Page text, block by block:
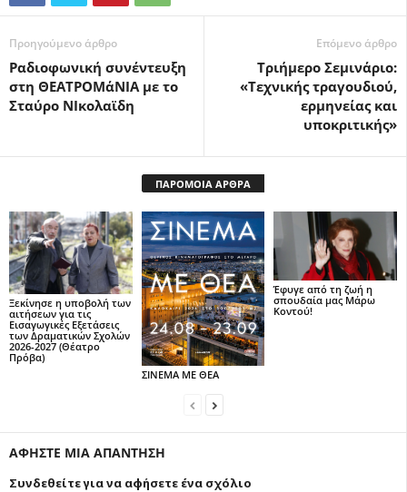
Προηγούμενο άρθρο
Ραδιοφωνική συνέντευξη
στη ΘΕΑΤΡΟΜάΝΙΑ με το
Σταύρο ΝΙκολαϊδη
Επόμενο άρθρο
Τριήμερο Σεμινάριο:
«Τεχνικής τραγουδιού,
ερμηνείας και
υποκριτικής»
ΠΑΡΟΜΟΙΑ ΑΡΘΡΑ
Ξεκίνησε η υποβολή των
αιτήσεων για τις
Εισαγωγικές Εξετάσεις
των Δραματικών Σχολών
2026-2027 (Θέατρο
Πρόβα)
ΣΙΝΕΜΑ ΜΕ ΘΕΑ
Έφυγε από τη ζωή η
σπουδαία μας Μάρω
Κοντού!
ΑΦΗΣΤΕ ΜΙΑ ΑΠΑΝΤΗΣΗ
Συνδεθείτε για να αφήσετε ένα σχόλιο